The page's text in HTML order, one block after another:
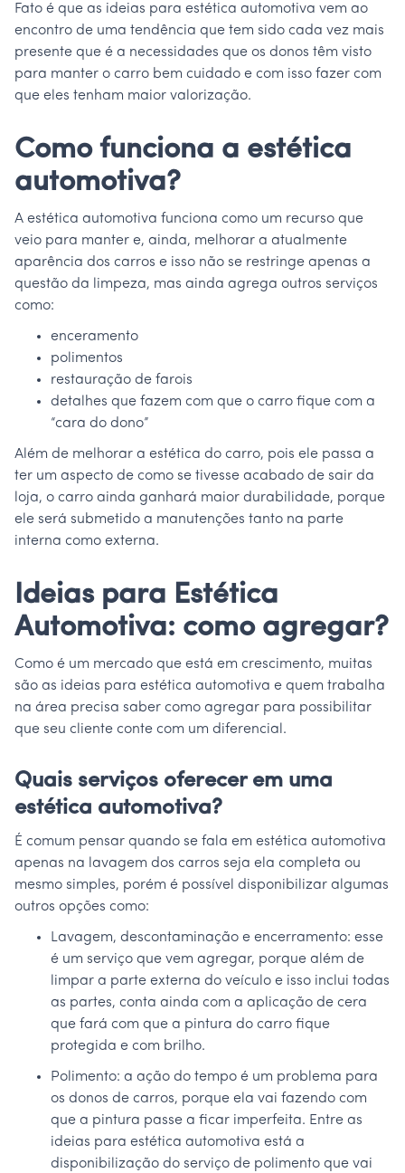
Fato é que as ideias para estética automotiva vem ao
encontro de uma tendência que tem sido cada vez mais
presente que é a necessidades que os donos têm visto
para manter o carro bem cuidado e com isso fazer com
que eles tenham maior valorização.
Como funciona a estética
automotiva?
A estética automotiva funciona como um recurso que
veio para manter e, ainda, melhorar a atualmente
aparência dos carros e isso não se restringe apenas a
questão da limpeza, mas ainda agrega outros serviços
como:
enceramento
polimentos
restauração de farois
detalhes que fazem com que o carro fique com a
“cara do dono”
Além de melhorar a estética do carro, pois ele passa a
ter um aspecto de como se tivesse acabado de sair da
loja, o carro ainda ganhará maior durabilidade, porque
ele será submetido a manutenções tanto na parte
interna como externa.
Ideias para Estética
Automotiva: como agregar?
Como é um mercado que está em crescimento, muitas
são as ideias para estética automotiva e quem trabalha
na área precisa saber como agregar para possibilitar
que seu cliente conte com um diferencial.
Quais serviços oferecer em uma
estética automotiva?
É comum pensar quando se fala em estética automotiva
apenas na lavagem dos carros seja ela completa ou
mesmo simples, porém é possível disponibilizar algumas
outros opções como:
Lavagem, descontaminação e encerramento: esse
é um serviço que vem agregar, porque além de
limpar a parte externa do veículo e isso inclui todas
as partes, conta ainda com a aplicação de cera
que fará com que a pintura do carro fique
protegida e com brilho.
Polimento: a ação do tempo é um problema para
os donos de carros, porque ela vai fazendo com
que a pintura passe a ficar imperfeita. Entre as
ideias para estética automotiva está a
disponibilização do serviço de polimento que vai